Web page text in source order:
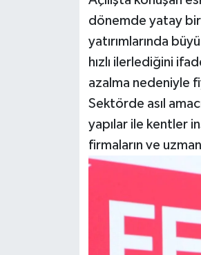
dönemde yatay
yatırımlarında
hızlı ilerlediğini
azalma nedeniyle
Sektörde asıl
yapılar ile kentler
firmaların ve